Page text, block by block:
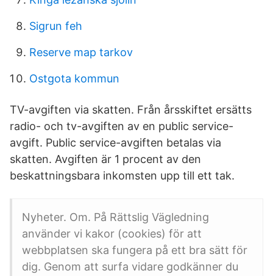
Sigrun feh
Reserve map tarkov
Ostgota kommun
TV-avgiften via skatten. Från årsskiftet ersätts
radio- och tv-avgiften av en public service-
avgift. Public service-avgiften betalas via
skatten. Avgiften är 1 procent av den
beskattningsbara inkomsten upp till ett tak.
Nyheter. Om. På Rättslig Vägledning
använder vi kakor (cookies) för att
webbplatsen ska fungera på ett bra sätt för
dig. Genom att surfa vidare godkänner du